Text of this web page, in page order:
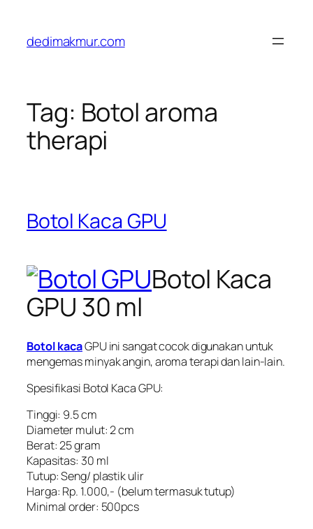
content
dedimakmur.com
Tag: Botol aroma
therapi
Botol Kaca GPU
Botol Kaca
GPU 30 ml
Botol kacaGPU ini sangat cocok digunakan untuk
mengemas minyak angin, aroma terapi dan lain-lain.
Spesifikasi Botol KacaGPU:
Tinggi: 9.5 cm
Diameter mulut: 2 cm
Berat: 25 gram
Kapasitas: 30 ml
Tutup: Seng/ plastik ulir
Harga: Rp. 1.000,- (belum termasuk tutup)
Minimal order: 500pcs